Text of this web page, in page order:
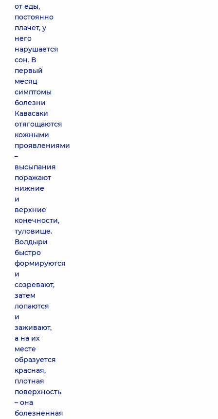
от еды,
постоянно
плачет, у
него
нарушается
сон. В
первый
месяц
симптомы
болезни
Кавасаки
отягощаются
кожными
проявлениями
–
высыпания
поражают
нижние
и
верхние
конечности,
туловище.
Волдыри
быстро
формируются
и
созревают,
затем
лопаются
и
заживают,
а на их
месте
образуется
красная,
плотная
поверхность
– она
болезненная